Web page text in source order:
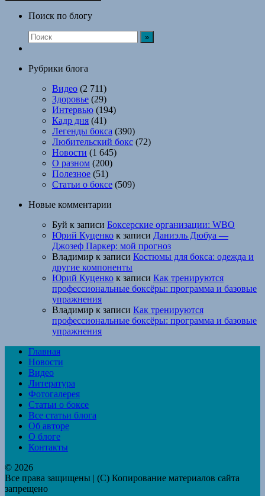
Поиск по блогу
Рубрики блога
Видео (2 711)
Здоровье (29)
Интервью (194)
Кадр дня (41)
Легенды бокса (390)
Любительский бокс (72)
Новости (1 645)
О разном (200)
Полезное (51)
Статьи о боксе (509)
Новые комментарии
Буй к записи Боксерские организации: WBO
Юрий Куценко к записи Даниэль Дюбуа —
Джозеф Паркер: мой прогноз
Владимир к записи Костюмы для бокса: одежда и
другие компоненты
Юрий Куценко к записи Как тренируются
профессиональные боксёры: программа и базовые
упражнения
Владимир к записи Как тренируются
профессиональные боксёры: программа и базовые
упражнения
Главная
Новости
Видео
Литература
Фотогалерея
Статьи о боксе
Все статьи блога
Об авторе
О блоге
Контакты
© 2026
Все права защищены | (C) Копирование материалов сайта
запрещено